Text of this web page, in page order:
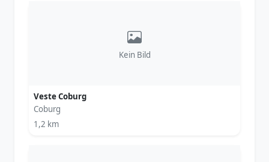
Kein Bild
Veste Coburg
Coburg
1,2 km